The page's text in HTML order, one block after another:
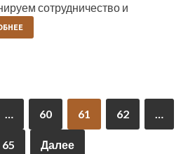
сотрудничество и
… 60 61 62 …
65 Далее